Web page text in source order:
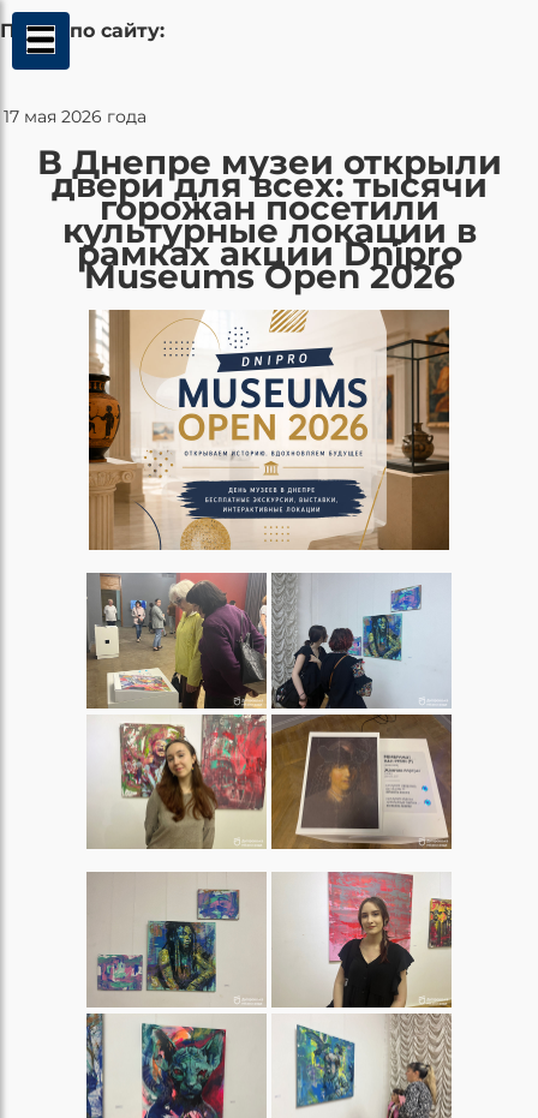
Поиск по сайту:
17 мая 2026 года
В Днепре музеи открыли
двери для всех: тысячи
горожан посетили
культурные локации в
рамках акции Dnipro
Museums Open 2026